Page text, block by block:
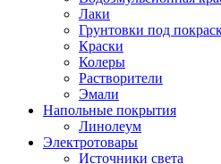
Лаки
Грунтовки под
Краски
Колеры
Растворители
Эмали
Напольные покрытия
Линолеум
Электротовары
Источники света